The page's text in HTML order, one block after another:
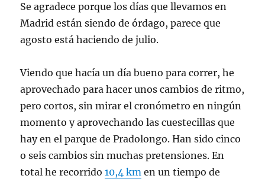
Se agradece porque los días que llevamos en
Madrid están siendo de órdago, parece que
agosto está haciendo de julio.
Viendo que hacía un día bueno para correr, he
aprovechado para hacer unos cambios de ritmo,
pero cortos, sin mirar el cronómetro en ningún
momento y aprovechando las cuestecillas que
hay en el parque de Pradolongo. Han sido cinco
o seis cambios sin muchas pretensiones. En
total he recorrido10,4 km en un tiempo de